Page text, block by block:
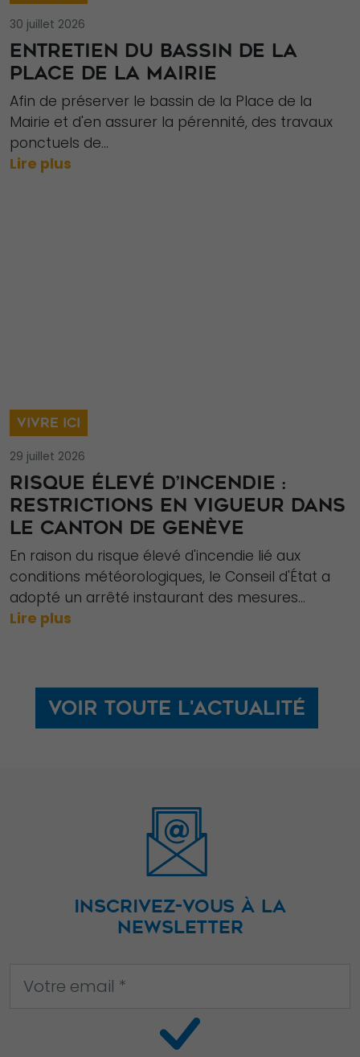
30 juillet 2026
ENTRETIEN DU BASSIN DE LA
PLACE DE LA MAIRIE
Afin de préserver le bassin de la Place de la
Mairie et d'en assurer la pérennité, des travaux
ponctuels de...
Lire plus
VIVRE ICI
29 juillet 2026
RISQUE ÉLEVÉ D’INCENDIE :
RESTRICTIONS EN VIGUEUR DANS
LE CANTON DE GENÈVE
En raison du risque élevé d'incendie lié aux
conditions météorologiques, le Conseil d'État a
adopté un arrêté instaurant des mesures...
Lire plus
Voir toute l'actualité
INSCRIVEZ-VOUS À LA
NEWSLETTER